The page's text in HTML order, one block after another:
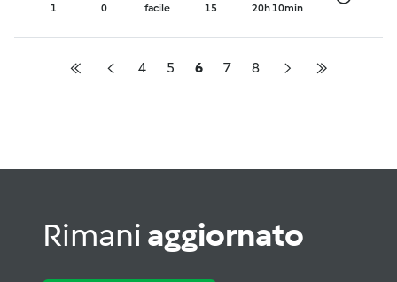
1 0 facile 15 20h 10min
4 5 6 7 8
Rimani aggiornato